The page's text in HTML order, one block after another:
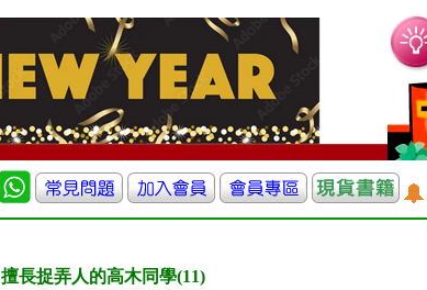
擅長捉弄人的高木同學(11)